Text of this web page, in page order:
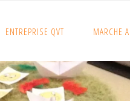
ENTREPRISE QVT MARCHE